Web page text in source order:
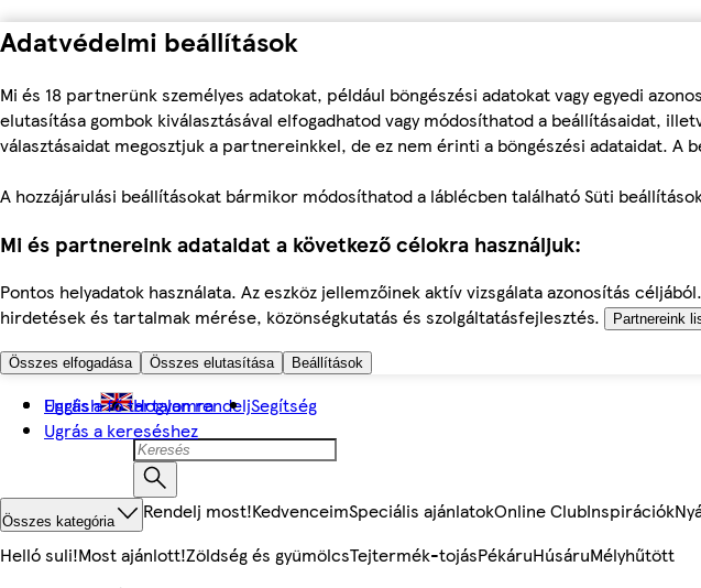
Adatvédelmi beállítások
Mi és 18 partnerünk személyes adatokat, például böngészési adatokat vagy egyedi
elutasítása gombok kiválasztásával elfogadhatod vagy módosíthatod a beállításaidat,
választásaidat megosztjuk a partnereinkkel, de ez nem érinti a böngészési adataidat. A
A hozzájárulási beállításokat bármikor módosíthatod a láblécben található Süti
Mi és partnereink adataidat a következő célokra használjuk:
Pontos helyadatok használata. Az eszköz jellemzőinek aktív vizsgálata azonosítás
hirdetések és tartalmak mérése, közönségkutatás és szolgáltatásfejlesztés.
Partnereink
Összes elfogadása Összes elutasítása Beállítások
Ugrás a fő tartalomra
Ugrás a kereséshez
English Hogyan rendeljSegítség
Összes kategória Rendelj most!KedvenceimSpeciális ajánlatokOnline ClubInspirációk
Helló suli!Most ajánlott!Zöldség és gyümölcsTejtermék-tojásPékáruHúsáruMélyhűtött